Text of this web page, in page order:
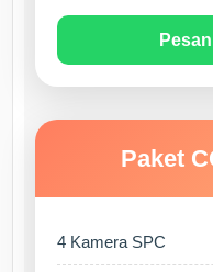
Paket
4 Kamera SPC